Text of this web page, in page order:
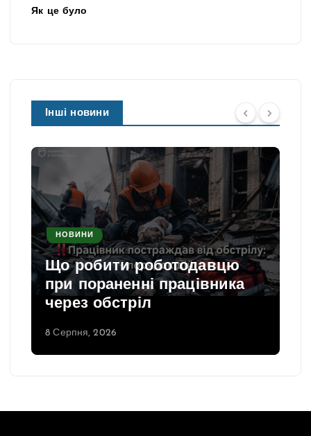
Як це було
Інші новини
НОВИНИ
Що робити роботодавцю
при пораненні працівника
через обстріл
8 Серпня, 2026